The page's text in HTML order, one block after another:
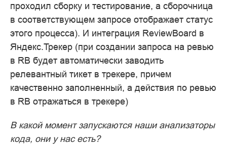
проходил сборку и тестирование, а сборочница
в соответствующем запросе отображает статус
этого процесса). И интеграция ReviewBoard в
Яндекс.Трекер (при создании запроса на ревью
в RB будет автоматически заводить
релевантный тикет в трекере, причем
качественно заполненный, а действия по ревью
в RB отражаться в трекере)
В какой момент запускаются наши анализаторы
кода, они у нас есть?